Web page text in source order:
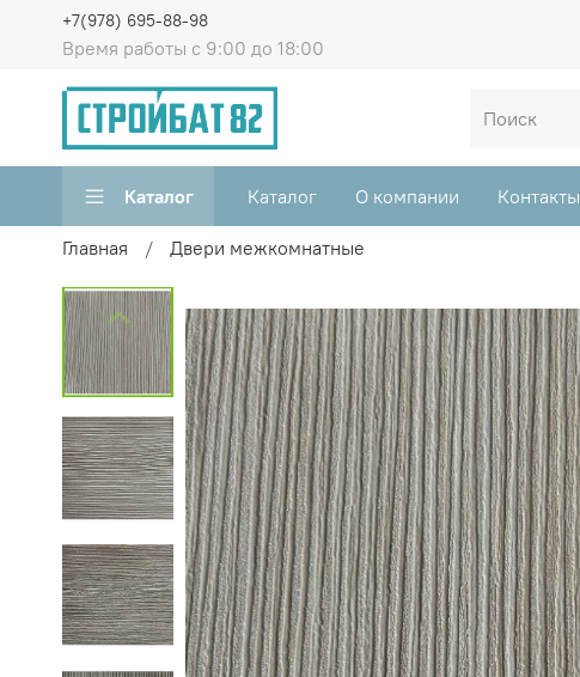
Время работы с 9:00 до 18:00
+7(978) 695-88-98
Каталог Каталог О компании Контакты
Главная Двери межкомнатные